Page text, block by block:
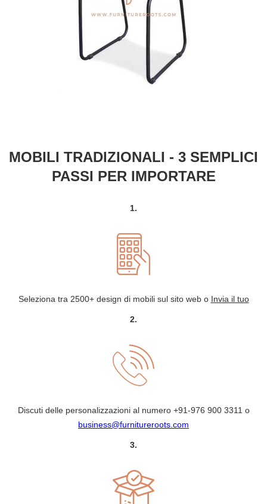
MOBILI TRADIZIONALI - 3 SEMPLICI
PASSI PER IMPORTARE
1.
Seleziona tra 2500+ design di mobili sul sito web o Invia il tuo
2.
Discuti delle personalizzazioni al numero +91-976 900 3311 o
business@furnitureroots.com
3.